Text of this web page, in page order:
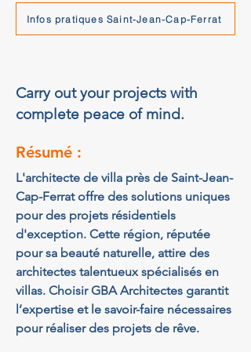
Infos pratiques Saint-Jean-Cap-Ferrat
Carry out your projects with
complete peace of mind.
Résumé :
L'architecte de villa près de Saint-Jean-
Cap-Ferrat offre des solutions uniques
pour des projets résidentiels
d'exception. Cette région, réputée
pour sa beauté naturelle, attire des
architectes talentueux spécialisés en
villas. Choisir GBA Architectes garantit
l’expertise et le savoir-faire nécessaires
pour réaliser des projets de rêve.